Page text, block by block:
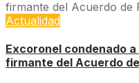
Actualidad
Excoronel condenado
firmante del Acuerdo